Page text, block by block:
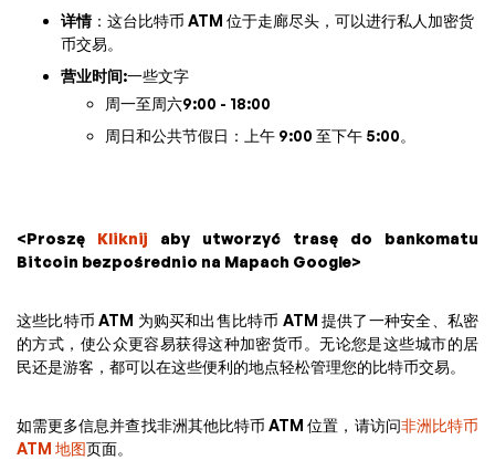
详情：这台比特币 ATM 位于走廊尽头，可以进行私人加密货
币交易。
营业时间:一些文字
周一至周六9:00 - 18:00
周日和公共节假日：上午 9:00 至下午 5:00。
<Proszę Kliknij aby utworzyć trasę do bankomatu
Bitcoin bezpośrednio na Mapach Google>
这些比特币 ATM 为购买和出售比特币 ATM 提供了一种安全、私密
的方式，使公众更容易获得这种加密货币。无论您是这些城市的居
民还是游客，都可以在这些便利的地点轻松管理您的比特币交易。
如需更多信息并查找非洲其他比特币 ATM 位置，请访问非洲比特币
ATM 地图页面。